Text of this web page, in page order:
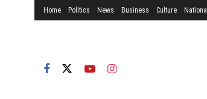
Home Politics News Business Culture National